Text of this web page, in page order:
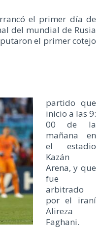
el primer día de
del mundial de Rusia
el primer cotejo
partido que
inicio a las 9:
00 de la
mañana en
el estadio
Kazán
Arena, y que
fue
arbitrado
por el iraní
Alireza
Faghani.